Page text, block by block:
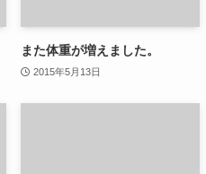
また体重が増えました。
2015年5月13日